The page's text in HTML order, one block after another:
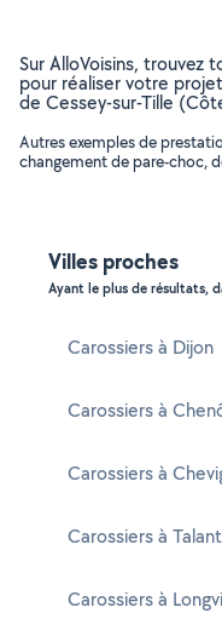
Sur AlloVoisins, trouvez
pour réaliser votre
de Cessey-sur-Tille
Autres exemples de
changement de pare-choc,
Villes proches
Ayant le plus de résultats,
Carossiers à Dijon
Carossiers à
Carossiers à
Carossiers à Talant
Carossiers à